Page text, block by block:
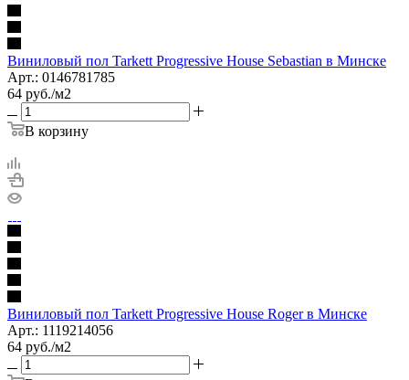
Виниловый пол Tarkett Progressive House Sebastian в Минске
Арт.: 0146781785
64 руб./м2
В корзину
Виниловый пол Tarkett Progressive House Roger в Минске
Арт.: 1119214056
64 руб./м2